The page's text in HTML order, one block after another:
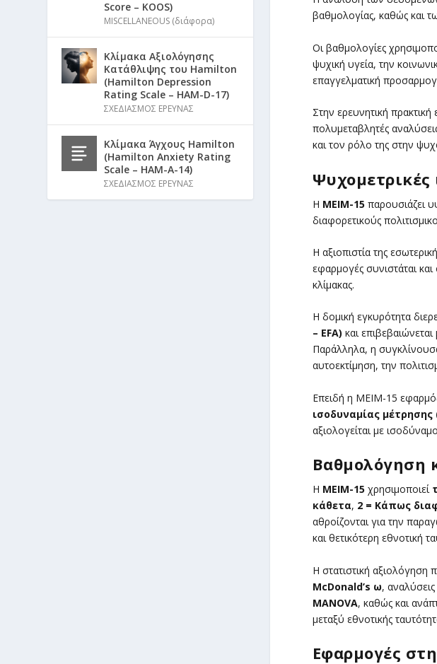
βαθμολογίας, καθώς και
Οι βαθμολογίες
ψυχική υγεία, την
επαγγελματική
Στην ερευνητική
πολυμεταβλητές
και τον ρόλο της στην
Ψυχομετρικές
Η MEIM-15 παρουσιάζει
διαφορετικούς
Η αξιοπιστία της
εφαρμογές συνιστάται
κλίμακας.
Η δομική εγκυρότητα
– EFA) και επιβεβαιώνεται
Παράλληλα, η
αυτοεκτίμηση, την
Επειδή η MEIM-15
ισοδυναμίας
αξιολογείται με
Βαθμολόγηση
Η MEIM-15 χρησιμοποιεί
κάθετα, 2 = Κάπως
αθροίζονται για την
και θετικότερη εθνοτική
Η στατιστική αξιολόγηση
McDonald’s ω,
MANOVA, καθώς και
μεταξύ εθνοτικής
Εφαρμογές
Score – KOOS)
MISCELLANEOUS (διάφορα)
Κλίμακα Αξιολόγησης
Κατάθλιψης του Hamilton
(Hamilton Depression
Rating Scale – HAM-D-17)
ΣΧΕΔΙΑΣΜΟΣ ΕΡΕΥΝΑΣ
Κλίμακα Άγχους Hamilton
(Hamilton Anxiety Rating
Scale – HAM-A-14)
ΣΧΕΔΙΑΣΜΟΣ ΕΡΕΥΝΑΣ